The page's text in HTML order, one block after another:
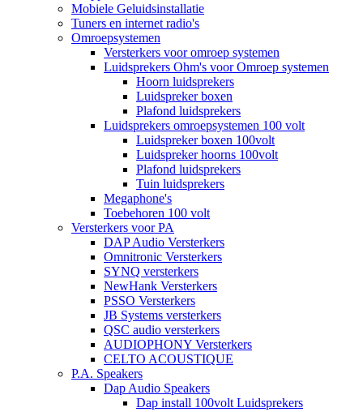
Mobiele Geluidsinstallatie
Tuners en internet radio's
Omroepsystemen
Versterkers voor omroep systemen
Luidsprekers Ohm's voor Omroep systemen
Hoorn luidsprekers
Luidspreker boxen
Plafond luidsprekers
Luidsprekers omroepsystemen 100 volt
Luidspreker boxen 100volt
Luidspreker hoorns 100volt
Plafond luidsprekers
Tuin luidsprekers
Megaphone's
Toebehoren 100 volt
Versterkers voor PA
DAP Audio Versterkers
Omnitronic Versterkers
SYNQ versterkers
NewHank Versterkers
PSSO Versterkers
JB Systems versterkers
QSC audio versterkers
AUDIOPHONY Versterkers
CELTO ACOUSTIQUE
P.A. Speakers
Dap Audio Speakers
Dap install 100volt Luidsprekers